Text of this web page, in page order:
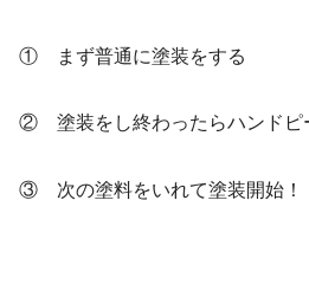
① まず普通に塗装をする
② 塗装をし終わったらハンドピ
③ 次の塗料をいれて塗装開始！